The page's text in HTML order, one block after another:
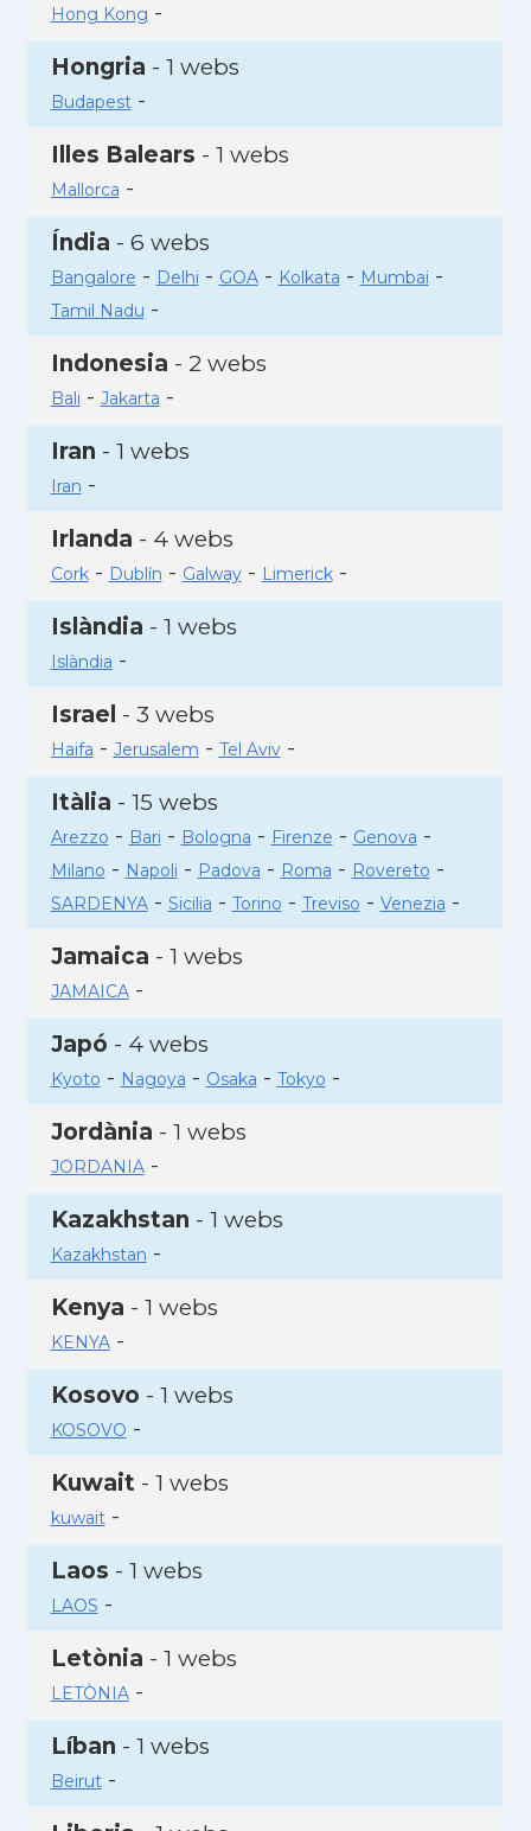
Hong Kong -
Hongria - 1 webs
Budapest-
Illes Balears - 1 webs
Mallorca -
Índia - 6 webs
Bangalore - Delhi - GOA- Kolkata - Mumbai -
Tamil Nadu -
Indonesia - 2 webs
Bali - Jakarta -
Iran - 1 webs
Iran -
Irlanda - 4 webs
Cork- Dublín - Galway- Limerick-
Islàndia - 1 webs
Islàndia -
Israel - 3 webs
Haifa - Jerusalem - Tel Aviv-
Itàlia - 15 webs
Arezzo - Bari - Bologna - Firenze - Genova -
Milano - Napoli - Padova - Roma - Rovereto -
SARDENYA- Sicilia - Torino - Treviso - Venezia -
Jamaica - 1 webs
JAMAICA-
Japó - 4 webs
Kyoto - Nagoya - Osaka - Tokyo -
Jordània - 1 webs
JORDANIA-
Kazakhstan - 1 webs
Kazakhstan -
Kenya - 1 webs
KENYA-
Kosovo - 1 webs
KOSOVO -
Kuwait - 1 webs
kuwait-
Laos - 1 webs
LAOS -
Letònia - 1 webs
LETÒNIA-
Líban - 1 webs
Beirut-